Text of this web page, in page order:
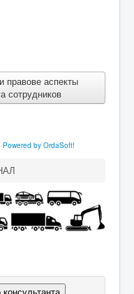
правове аспекты
сотрудников
Powered by OrdaSoft!